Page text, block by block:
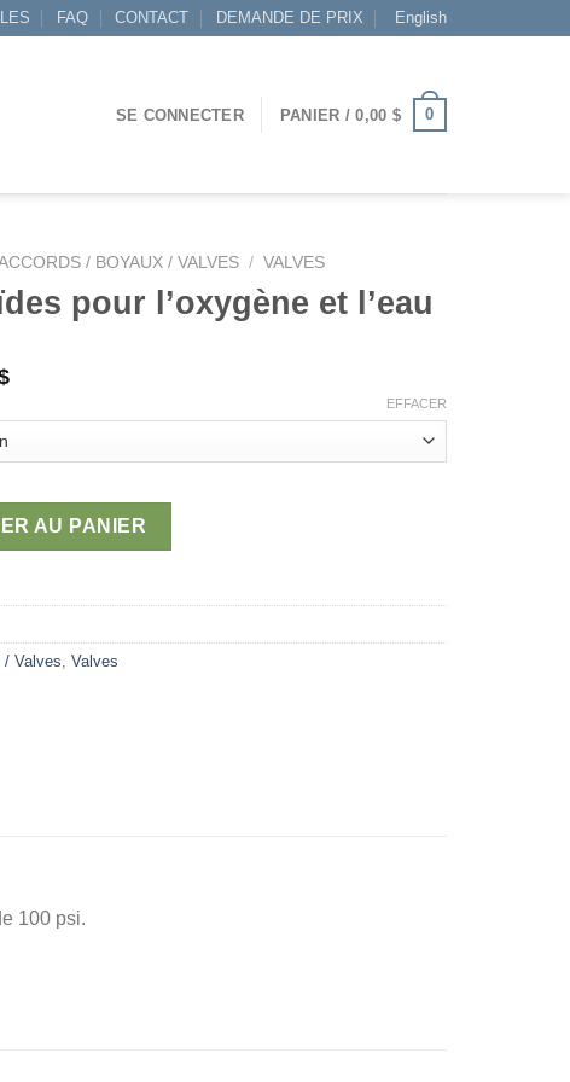
FAQ CONTACT DEMANDE DE PRIX English
SE CONNECTER PANIER /0,00 $ 0
/ BOYAUX / VALVES / VALVES
pour l’oxygène et l’eau
Plage
0,00 $
à
294,05 $
EFFACER
pour l'oxygène et l'eau
AU PANIER
/ Valves Valves
100 psi.